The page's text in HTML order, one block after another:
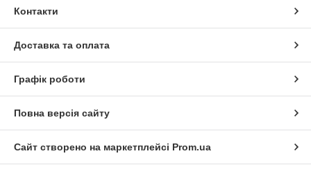
Контакти
Доставка та оплата
Графік роботи
Повна версія сайту
Сайт створено на маркетплейсі Prom.ua